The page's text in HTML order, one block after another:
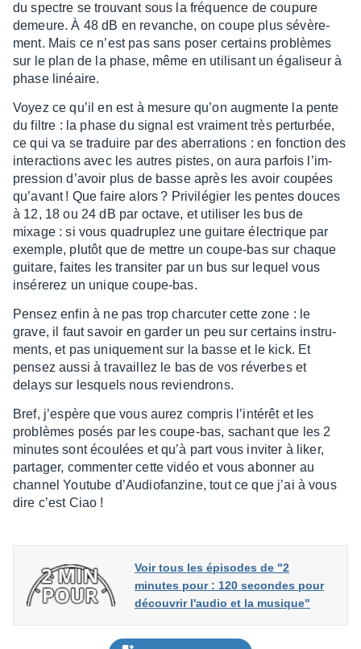
du spectre se trou­vant sous la fréquence de coupure
demeure. À 48 dB en revanche, on coupe plus sévè­re­
ment. Mais ce n’est pas sans poser certains problèmes
sur le plan de la phase, même en utili­sant un égali­seur à
phase linéaire.
Voyez ce qu’il en est à mesure qu’on augmente la pente
du filtre : la phase du signal est vrai­ment très pertur­bée,
ce qui va se traduire par des aber­ra­tions : en fonc­tion des
inter­ac­tions avec les autres pistes, on aura parfois l’im­
pres­sion d’avoir plus de basse après les avoir coupées
qu’avant ! Que faire alors ? Privi­lé­gier les pentes douces
à 12, 18 ou 24 dB par octave, et utili­ser les bus de
mixage : si vous quadru­plez une guitare élec­trique par
exemple, plutôt que de mettre un coupe-bas sur chaque
guitare, faites les tran­si­ter par un bus sur lequel vous
insé­re­rez un unique coupe-bas.
Pensez enfin à ne pas trop char­cu­ter cette zone : le
grave, il faut savoir en garder un peu sur certains instru­
ments, et pas unique­ment sur la basse et le kick. Et
pensez aussi à travaillez le bas de vos réverbes et
delays sur lesquels nous revien­drons.
Bref, j’es­père que vous aurez compris l’in­té­rêt et les
problèmes posés par les coupe-bas, sachant que les 2
minutes sont écou­lées et qu’à part vous invi­ter à liker,
parta­ger, commen­ter cette vidéo et vous abon­ner au
chan­nel Youtube d’Au­dio­fan­zine, tout ce que j’ai à vous
dire c’est Ciao !
Voir tous les épisodes de "2
minutes pour : 120 secondes pour
découvrir l'audio et la musique"